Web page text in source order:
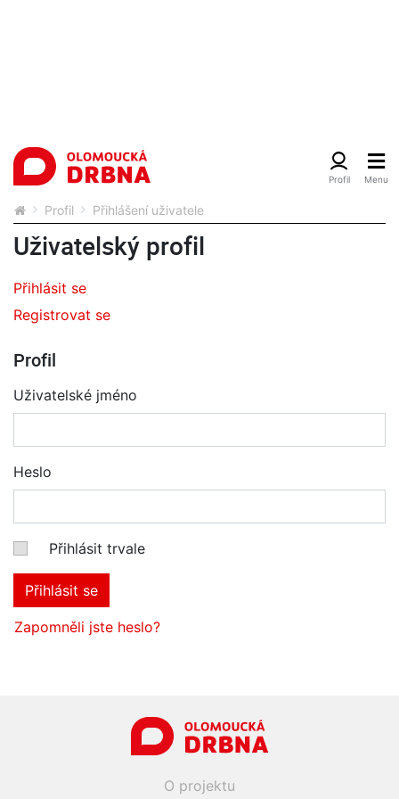
Profil Přihlášení uživatele
Uživatelský profil
Přihlásit se
Registrovat se
Profil
Uživatelské jméno
Heslo
Přihlásit trvale
Přihlásit se
Zapomněli jste heslo?
O projektu